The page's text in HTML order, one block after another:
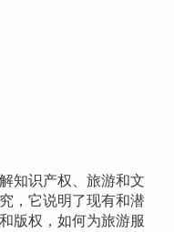
知识产权、旅游和文
，它说明了现有和潜
版权，如何为旅游服